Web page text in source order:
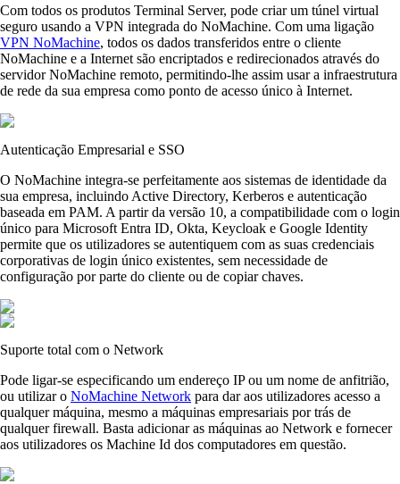
Com todos os produtos Terminal Server, pode criar um túnel virtual
seguro usando a VPN integrada do NoMachine. Com uma ligação
VPN NoMachine, todos os dados transferidos entre o cliente
NoMachine e a Internet são encriptados e redirecionados através do
servidor NoMachine remoto, permitindo-lhe assim usar a infraestrutura
de rede da sua empresa como ponto de acesso único à Internet.
Autenticação Empresarial e SSO
O NoMachine integra-se perfeitamente aos sistemas de identidade da
sua empresa, incluindo Active Directory, Kerberos e autenticação
baseada em PAM. A partir da versão 10, a compatibilidade com o login
único para Microsoft Entra ID, Okta, Keycloak e Google Identity
permite que os utilizadores se autentiquem com as suas credenciais
corporativas de login único existentes, sem necessidade de
configuração por parte do cliente ou de copiar chaves.
Suporte total com o Network
Pode ligar-se especificando um endereço IP ou um nome de anfitrião,
ou utilizar o NoMachine Network para dar aos utilizadores acesso a
qualquer máquina, mesmo a máquinas empresariais por trás de
qualquer firewall. Basta adicionar as máquinas ao Network e fornecer
aos utilizadores os Machine Id dos computadores em questão.